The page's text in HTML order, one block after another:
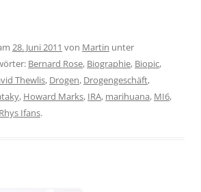
28. Juni 2011 von Martin unter
Bernard Rose, Biographie, Biopic,
Thewlis, Drogen, Drogengeschäft,
, Howard Marks, IRA, marihuana, MI6,
Rhys Ifans.